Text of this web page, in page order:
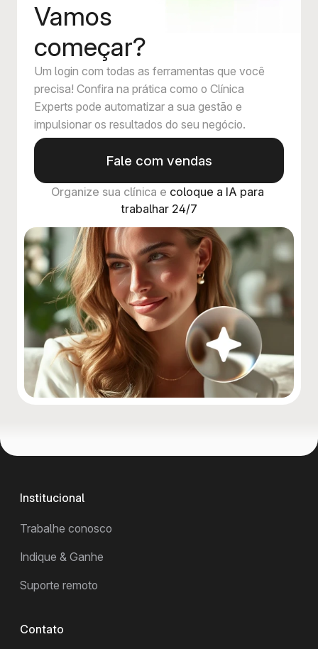
Vamos
começar?
Um login com todas as ferramentas que você
precisa! Confira na prática como o Clínica
Experts pode automatizar a sua gestão e
impulsionar os resultados do seu negócio.
Fale com vendas
Organize sua clínica e coloque a IA para
trabalhar 24/7
Institucional
Trabalhe conosco
Indique & Ganhe
Suporte remoto
Contato